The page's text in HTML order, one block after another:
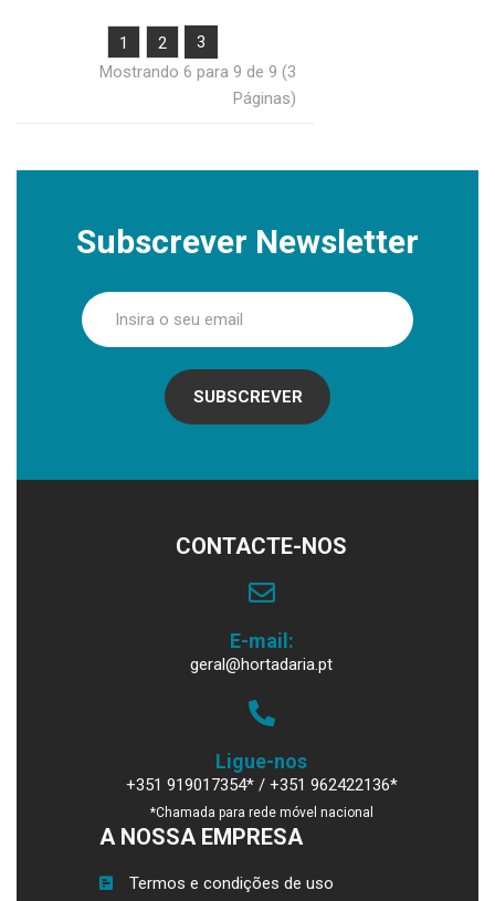
1 2
3
Mostrando 6 para 9 de 9 (3
Páginas)
Subscrever Newsletter
SUBSCREVER
CONTACTE-NOS
E-mail:
geral@hortadaria.pt
Ligue-nos
+351 919017354* / +351 962422136*
*Chamada para rede móvel nacional
A NOSSA EMPRESA
Termos e condições de uso